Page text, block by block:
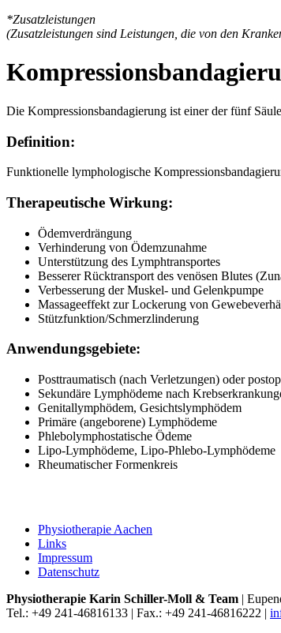
*Zusatzleistungen
(Zusatzleistungen sind Leistungen, die von den
Die Kompressionsbandagierung ist einer der fünf
Definition:
Funktionelle lymphologische
Therapeutische Wirkung:
Ödemverdrängung
Verhinderung von Ödemzunahme
Unterstützung des Lymphtransportes
Besserer Rücktransport des venösen Blutes
Verbesserung der Muskel- und Gelenkpumpe
Massageeffekt zur Lockerung von
Stützfunktion/Schmerzlinderung
Anwendungsgebiete:
Posttraumatisch (nach Verletzungen) oder
Sekundäre Lymphödeme nach
Genitallymphödem, Gesichtslymphödem
Primäre (angeborene) Lymphödeme
Phlebolymphostatische Ödeme
Lipo-Lymphödeme, Lipo-Phlebo-Lymphödeme
Rheumatischer Formenkreis
Physiotherapie Aachen
Links
Impressum
Datenschutz
Physiotherapie Karin Schiller-Moll & Team |
Tel.: +49 241-46816133 | Fax.: +49 241-46816222 |